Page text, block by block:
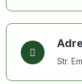
Str.